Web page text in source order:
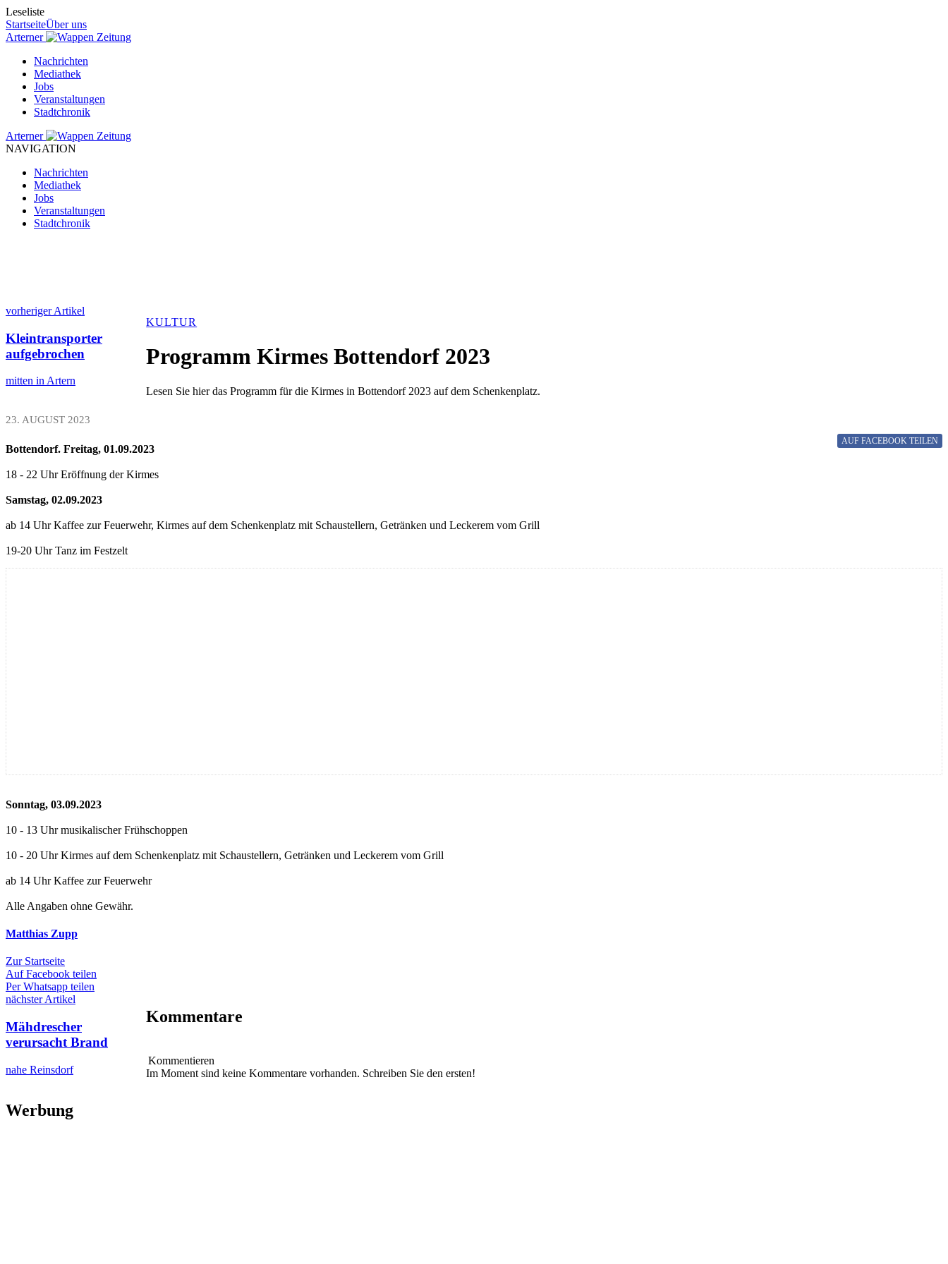
Leseliste
StartseiteÜber uns
Arterner
Zeitung
Nachrichten
Mediathek
Jobs
Veranstaltungen
Stadtchronik
Arterner
Zeitung
NAVIGATION
Nachrichten
Mediathek
Jobs
Veranstaltungen
Stadtchronik
vorheriger Artikel
Kleintransporter
aufgebrochen
mitten in Artern
KULTUR
Programm Kirmes Bottendorf 2023
Lesen Sie hier das Programm für die Kirmes in Bottendorf 2023 auf dem Schenkenplatz.
23. AUGUST 2023
AUF FACEBOOK TEILEN
Bottendorf. Freitag, 01.09.2023
18 - 22 Uhr Eröffnung der Kirmes
Samstag, 02.09.2023
ab 14 Uhr Kaffee zur Feuerwehr, Kirmes auf dem Schenkenplatz mit Schaustellern, Getränken und Leckerem vom Grill
19-20 Uhr Tanz im Festzelt
Sonntag, 03.09.2023
10 - 13 Uhr musikalischer Frühschoppen
10 - 20 Uhr Kirmes auf dem Schenkenplatz mit Schaustellern, Getränken und Leckerem vom Grill
ab 14 Uhr Kaffee zur Feuerwehr
Alle Angaben ohne Gewähr.
Matthias Zupp
Zur Startseite
Auf Facebook teilen
Per Whatsapp teilen
nächster Artikel
Mähdrescher
verursacht Brand
nahe Reinsdorf
Kommentare
Kommentieren
Im Moment sind keine Kommentare vorhanden. Schreiben Sie den ersten!
Werbung